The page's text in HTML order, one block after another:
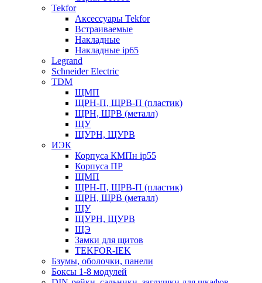
Tekfor
Аксессуары Tekfor
Встраиваемые
Накладные
Накладные ip65
Legrand
Schneider Electric
TDM
ЩМП
ЩРН-П, ЩРВ-П (пластик)
ЩРН, ЩРВ (металл)
ЩУ
ЩУРН, ЩУРВ
ИЭК
Корпуса КМПн ip55
Корпуса ПР
ЩМП
ЩРН-П, ЩРВ-П (пластик)
ЩРН, ЩРВ (металл)
ЩУ
ЩУРН, ЩУРВ
ЩЭ
Замки для щитов
TEKFOR-IEK
Бзумы, оболочки, панели
Боксы 1-8 модулей